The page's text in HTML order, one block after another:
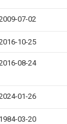
07-02
10-25
08-24
01-26
1984-03-20